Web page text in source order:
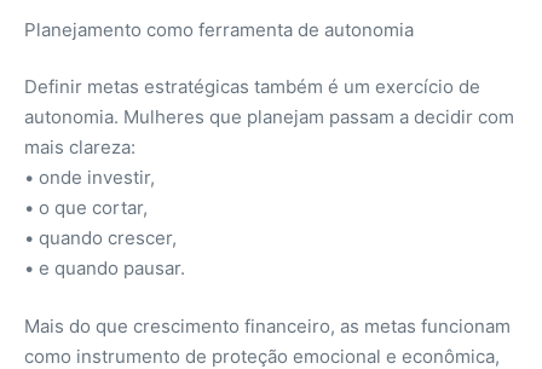
Planejamento como ferramenta de autonomia
Definir metas estratégicas também é um exercício de
autonomia. Mulheres que planejam passam a decidir com
mais clareza:
• onde investir,
• o que cortar,
• quando crescer,
• e quando pausar.
Mais do que crescimento financeiro, as metas funcionam
como instrumento de proteção emocional e econômica,